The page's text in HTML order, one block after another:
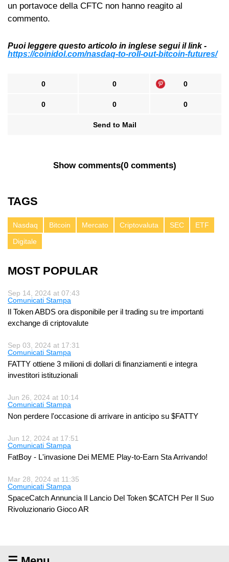
un portavoce della CFTC non hanno reagito al
commento.
Puoi leggere questo articolo in inglese segui il link -
https://coinidol.com/nasdaq-to-roll-out-bitcoin-futures/
0 0 0
0 0 0
Send to Mail
Show comments(0 comments)
TAGS
Nasdaq Bitcoin Mercato Criptovaluta SEC
ETF
Digitale
MOST POPULAR
Sep 14, 2024 at 07:43
Comunicati Stampa
Il Token ABDS ora disponibile per il trading su tre importanti
exchange di criptovalute
Sep 03, 2024 at 17:31
Comunicati Stampa
FATTY ottiene 3 milioni di dollari di finanziamenti e integra
investitori istituzionali
Jun 26, 2024 at 10:14
Comunicati Stampa
Non perdere l'occasione di arrivare in anticipo su $FATTY
Jun 12, 2024 at 17:51
Comunicati Stampa
FatBoy - L'invasione Dei MEME Play-to-Earn Sta Arrivando!
Mar 28, 2024 at 11:35
Comunicati Stampa
SpaceCatch Annuncia Il Lancio Del Token $CATCH Per Il Suo
Rivoluzionario Gioco AR